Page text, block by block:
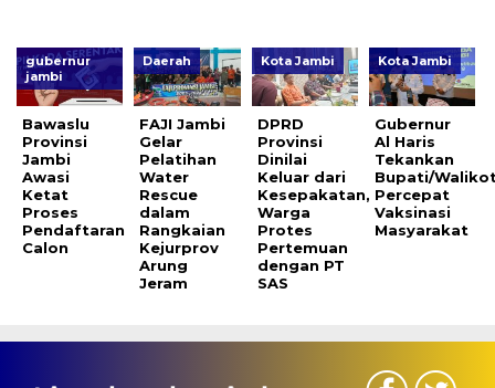
gubernur
jambi
Bawaslu
Provinsi
Jambi
Awasi
Ketat
Proses
Pendaftaran
Calon
Daerah
FAJI Jambi
Gelar
Pelatihan
Water
Rescue
dalam
Rangkaian
Kejurprov
Arung
Jeram
Kota Jambi
DPRD
Provinsi
Dinilai
Keluar dari
Kesepakatan,
Warga
Protes
Pertemuan
dengan PT
SAS
Kota Jambi
Gubernur
Al Haris
Tekankan
Bupati/
Percepat
Vaksinasi
Masyarakat